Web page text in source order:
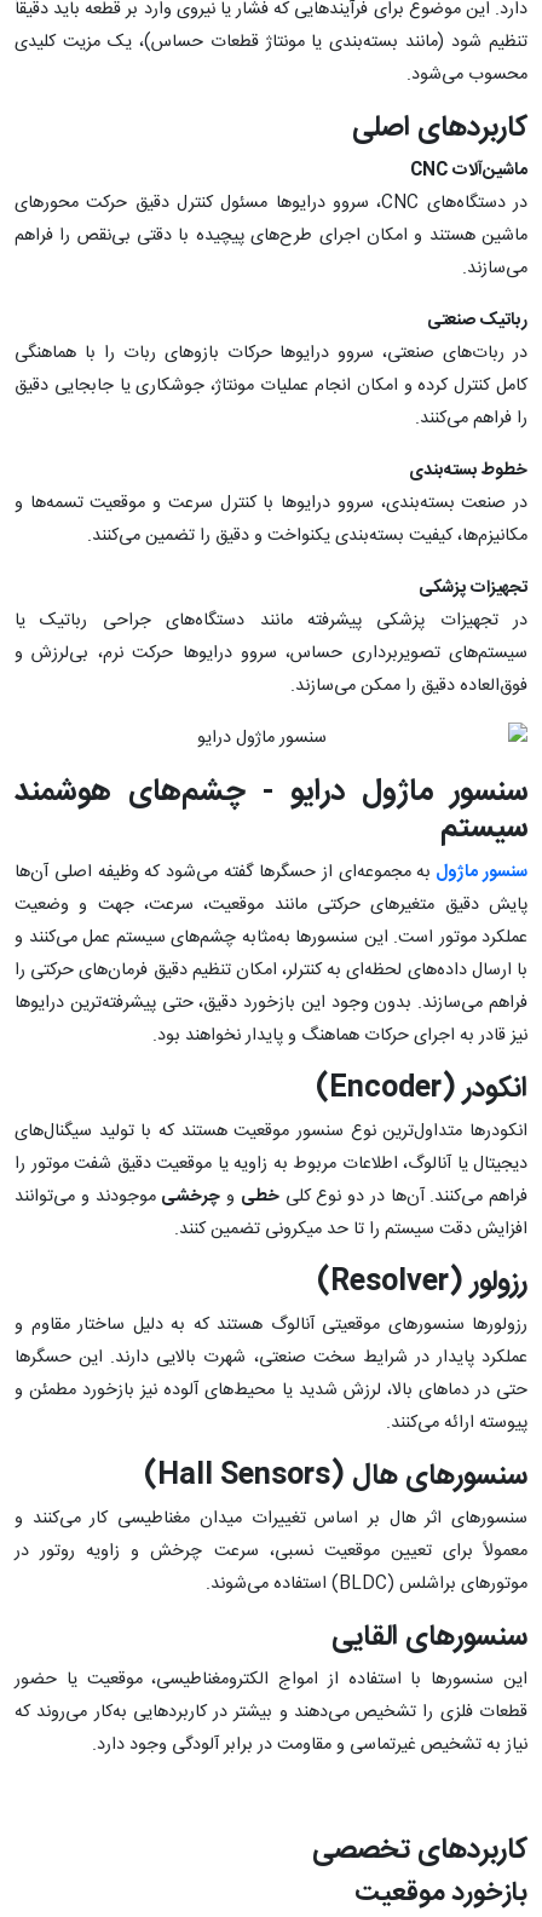
دارد. این موضوع برای فرآیندهایی که فشار یا نیروی وارد بر قطعه باید دقیقاً
تنظیم شود (مانند بسته‌بندی یا مونتاژ قطعات حساس)، یک مزیت کلیدی
محسوب می‌شود.
کاربردهای اصلی
ماشین‌آلاتCNC
در دستگاه‌های CNC، سروو درایوها مسئول کنترل دقیق حرکت محورهای
ماشین هستند و امکان اجرای طرح‌های پیچیده با دقتی بی‌نقص را فراهم
می‌سازند.
رباتیک صنعتی
در ربات‌های صنعتی، سروو درایوها حرکات بازوهای ربات را با هماهنگی
کامل کنترل کرده و امکان انجام عملیات مونتاژ، جوشکاری یا جابجایی دقیق
را فراهم می‌کنند.
خطوط بسته‌بندی
در صنعت بسته‌بندی، سروو درایوها با کنترل سرعت و موقعیت تسمه‌ها و
مکانیزم‌ها، کیفیت بسته‌بندی یکنواخت و دقیق را تضمین می‌کنند.
تجهیزات پزشکی
در تجهیزات پزشکی پیشرفته مانند دستگاه‌های جراحی رباتیک یا
سیستم‌های تصویربرداری حساس، سروو درایوها حرکت نرم، بی‌لرزش و
فوق‌العاده دقیق را ممکن می‌سازند.
سنسور ماژول درایو - چشم‌های هوشمند
سیستم
سنسور ماژول به مجموعه‌ای از حسگرها گفته می‌شود که وظیفه اصلی آن‌ها
پایش دقیق متغیرهای حرکتی مانند موقعیت، سرعت، جهت و وضعیت
عملکرد موتور است. این سنسورها به‌مثابه چشم‌های سیستم عمل می‌کنند و
با ارسال داده‌های لحظه‌ای به کنترلر، امکان تنظیم دقیق فرمان‌های حرکتی را
فراهم می‌سازند. بدون وجود این بازخورد دقیق، حتی پیشرفته‌ترین درایوها
نیز قادر به اجرای حرکات هماهنگ و پایدار نخواهند بود.
انکودر (Encoder
)
انکودرها متداول‌ترین نوع سنسور موقعیت هستند که با تولید سیگنال‌های
دیجیتال یا آنالوگ، اطلاعات مربوط به زاویه یا موقعیت دقیق شفت موتور را
فراهم می‌کنند. آن‌ها در دو نوع کلیخطی و چرخشی موجودند و می‌توانند
افزایش دقت سیستم را تا حد میکرونی تضمین کنند.
رزولور (Resolver
)
رزولورها سنسورهای موقعیتی آنالوگ هستند که به دلیل ساختار مقاوم و
عملکرد پایدار در شرایط سخت صنعتی، شهرت بالایی دارند. این حسگرها
حتی در دماهای بالا، لرزش شدید یا محیط‌های آلوده نیز بازخورد مطمئن و
پیوسته ارائه می‌کنند.
سنسورهای هال (Hall Sensors
)
سنسورهای اثر هال بر اساس تغییرات میدان مغناطیسی کار می‌کنند و
معمولاً برای تعیین موقعیت نسبی، سرعت چرخش و زاویه روتور در
موتورهای براشلس (BLDC) استفاده می‌شوند.
سنسورهای القایی
این سنسورها با استفاده از امواج الکترومغناطیسی، موقعیت یا حضور
قطعات فلزی را تشخیص می‌دهند و بیشتر در کاربردهایی به‌کار می‌روند که
نیاز به تشخیص غیرتماسی و مقاومت در برابر آلودگی وجود دارد.
کاربردهای تخصصی
بازخورد موقعیت